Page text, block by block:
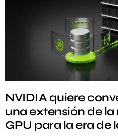
NVIDIA quiere
una extensión de
GPU para la era de